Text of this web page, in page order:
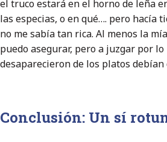
el truco estará en el horno de leña
las especias, o en qué…. pero hacía
no me sabía tan rica. Al menos la
puedo asegurar, pero a juzgar por
desaparecieron de los platos
Conclusión: Un sí